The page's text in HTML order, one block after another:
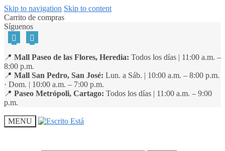
Skip to navigation Skip to content
Carrito de compras
Síguenos
📍 Mall Paseo de las Flores, Heredia: Todos los días | 11:00 a.m. –
8:00 p.m.
📍 Mall San Pedro, San José: Lun. a Sáb. | 10:00 a.m. – 8:00 p.m.
· Dom. | 10:00 a.m. – 7:00 p.m.
📍 Paseo Metrópoli, Cartago: Todos los días | 11:00 a.m. – 9:00
p.m.
MENU